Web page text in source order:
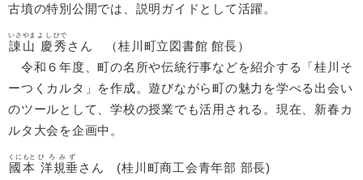
古墳の特別公開では、説明ガイドとして活躍。
諌山
いさやま
慶
よし
秀
ひで
さん （桂川町立図書館 館長）
令和６年度、町の名所や伝統行事などを紹介する「桂川そ
ーつくカルタ」を作成。遊びながら町の魅力を学べる出会い
のツールとして、学校の授業でも活用される。現在、新春カ
ルタ大会を企画中。
國本
くにもと
洋規垂
ひろみず
さん (桂川町商工会青年部 部長)